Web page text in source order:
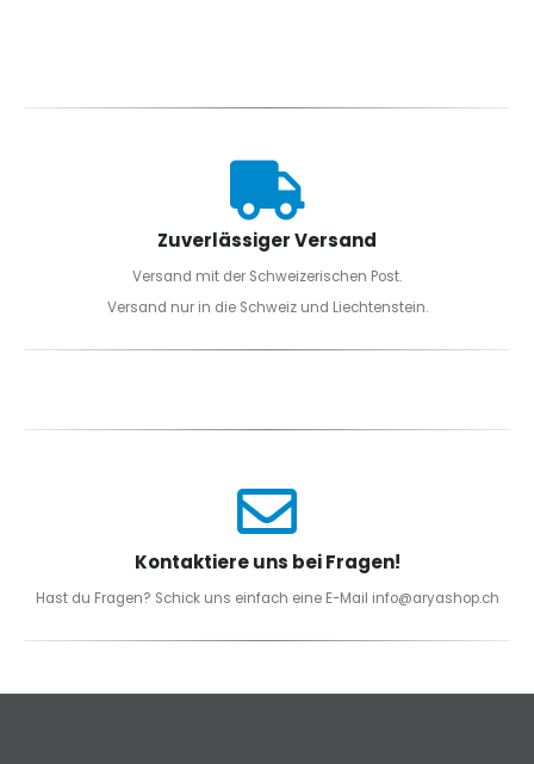
Zuverlässiger Versand
Versand mit der Schweizerischen Post.
Versand nur in die Schweiz und Liechtenstein.
Kontaktiere uns bei Fragen!
Hast du Fragen? Schick uns einfach eine E-Mail info@aryashop.ch